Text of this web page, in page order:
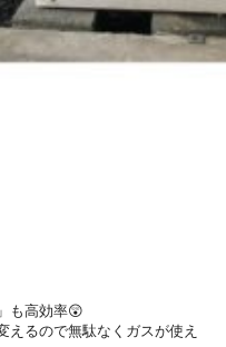
も高効率😲
えるので無駄なくガスが使え